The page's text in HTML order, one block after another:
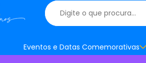
Eventos e Datas Comemorativas